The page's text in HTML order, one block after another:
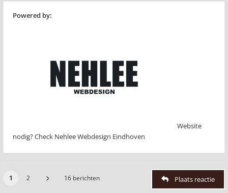
Powered by:
Website
nodig? Check Nehlee Webdesign Eindhoven
1 2 16 berichten Plaats reactie